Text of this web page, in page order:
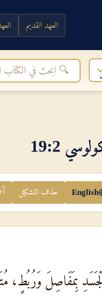
العهد القديم
2‏:‏19
English حذف التشكيل
وَرُبُطٍ،